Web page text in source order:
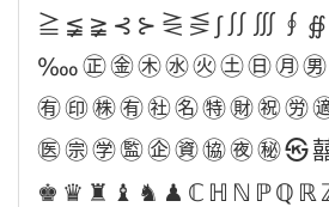
‱㊣㊎㊍㊌㊋㊏㊐㊊㊚
㊒㊞㊑㊒㊓㊔㊕㊖㊗㊘
㊩㊪㊫㊬㊭㊮㊯㊰㊙